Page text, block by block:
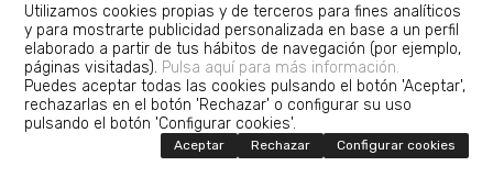
Utilizamos cookies propias y de terceros para fines analíticos
y para mostrarte publicidad personalizada en base a un perfil
elaborado a partir de tus hábitos de navegación (por ejemplo,
páginas visitadas). Pulsa aquí para más información.
Puedes aceptar todas las cookies pulsando el botón 'Aceptar',
rechazarlas en el botón 'Rechazar' o configurar su uso
pulsando el botón 'Configurar cookies'.
Aceptar Rechazar Configurar cookies